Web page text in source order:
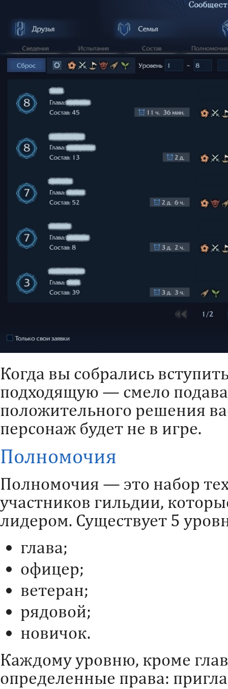
Когда вы собрались
подходящую — смело
положительного решения
персонаж будет не в игре.
Полномочия
Полномочия — это набор
участников гильдии,
лидером. Существует 5
глава;
офицер;
ветеран;
рядовой;
новичок.
Каждому уровню, кроме
определенные права: